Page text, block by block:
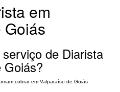
em
Goiás
de Diarista
Goiás?
cobrar em Valparaíso de Goiás